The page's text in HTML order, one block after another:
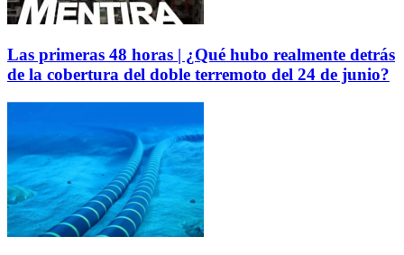
Las primeras 48 horas | ¿Qué hubo realmente detrás
de la cobertura del doble terremoto del 24 de junio?